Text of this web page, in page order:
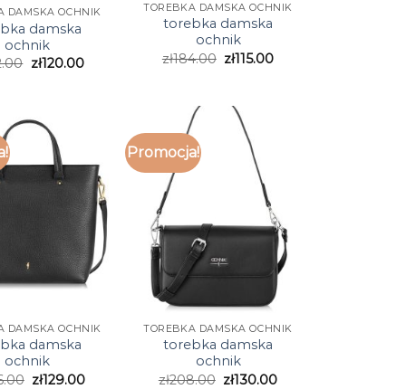
DAMSKA OCHNIK
damska
ochnik
zł120.00
TOREBKA DAMSKA OCHNIK
torebka damska
ochnik
zł184.00 zł115.00
DAMSKA OCHNIK
damska
ochnik
zł129.00
Promocja!
TOREBKA DAMSKA OCHNIK
torebka damska
ochnik
zł208.00 zł130.00